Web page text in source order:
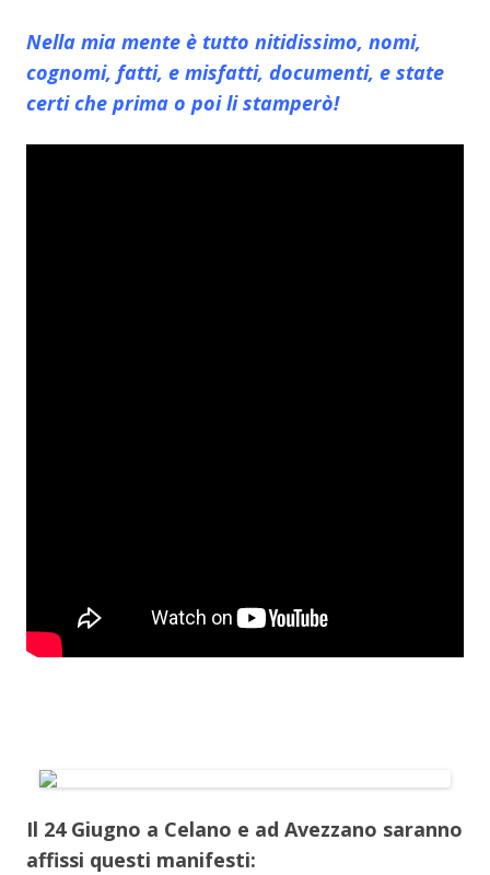
Nella mia mente è tutto nitidissimo, nomi,
cognomi, fatti, e misfatti, documenti, e state
certi che prima o poi li stamperò!
Il 24 Giugno a Celano e ad Avezzano saranno
affissi questi manifesti: